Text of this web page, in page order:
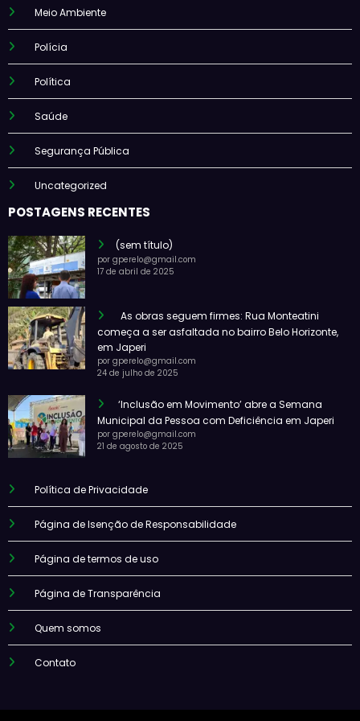
Meio Ambiente
Polícia
Política
Saúde
Segurança Pública
Uncategorized
POSTAGENS RECENTES
(sem título)
por gperelo@gmail.com
17 de abril de 2025
As obras seguem firmes: Rua Monteatini
começa a ser asfaltada no bairro Belo Horizonte,
em Japeri
por gperelo@gmail.com
24 de julho de 2025
‘Inclusão em Movimento’ abre a Semana
Municipal da Pessoa com Deficiência em Japeri
por gperelo@gmail.com
21 de agosto de 2025
Política de Privacidade
Página de Isenção de Responsabilidade
Página de termos de uso
Página de Transparência
Quem somos
Contato